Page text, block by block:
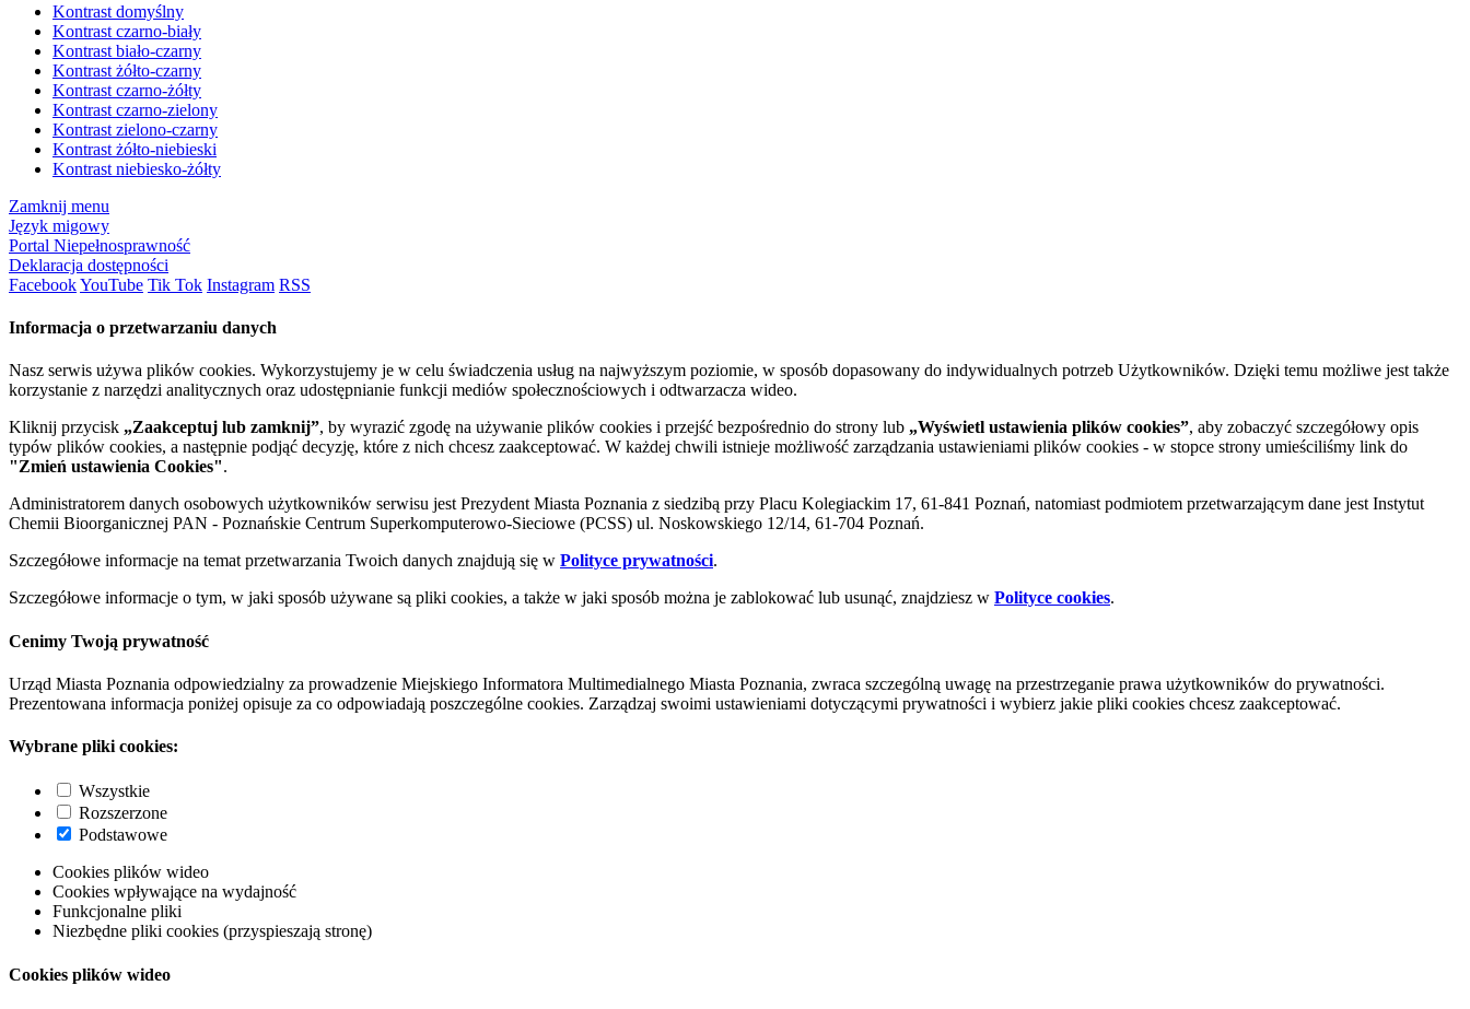
Kontrast domyślny
Kontrast czarno-biały
Kontrast biało-czarny
Kontrast żółto-czarny
Kontrast czarno-żółty
Kontrast czarno-zielony
Kontrast zielono-czarny
Kontrast żółto-niebieski
Kontrast niebiesko-żółty
Zamknij menu
Język migowy
Portal Niepełnosprawność
Deklaracja dostępności
FacebookYouTube Tik Tok Instagram RSS
Informacja o przetwarzaniu danych
Nasz serwis używa plików cookies. Wykorzystujemy je w celu świadczenia usług na najwyższym poziomie, w sposób dopasowany do indywidualnych potrzeb Użytkowników. Dzięki temu możliwe jest także
korzystanie z narzędzi analitycznych oraz udostępnianie funkcji mediów społecznościowych i odtwarzacza wideo.
Kliknij przycisk „Zaakceptuj lub zamknij”, by wyrazić zgodę na używanie plików cookies i przejść bezpośrednio do strony lub „Wyświetl ustawienia plików cookies”, aby zobaczyć szczegółowy opis
typów plików cookies, a następnie podjąć decyzję, które z nich chcesz zaakceptować. W każdej chwili istnieje możliwość zarządzania ustawieniami plików cookies - w stopce strony umieściliśmy link do
"Zmień ustawienia Cookies".
Administratorem danych osobowych użytkowników serwisu jest Prezydent Miasta Poznania z siedzibą przy Placu Kolegiackim 17, 61-841 Poznań, natomiast podmiotem przetwarzającym dane jest Instytut
Chemii Bioorganicznej PAN - Poznańskie Centrum Superkomputerowo-Sieciowe (PCSS) ul. Noskowskiego 12/14, 61-704 Poznań.
Szczegółowe informacje na temat przetwarzania Twoich danych znajdują się w Polityce prywatności.
Szczegółowe informacje o tym, w jaki sposób używane są pliki cookies, a także w jaki sposób można je zablokować lub usunąć, znajdziesz w Polityce cookies.
Cenimy Twoją prywatność
Urząd Miasta Poznania odpowiedzialny za prowadzenie Miejskiego Informatora Multimedialnego Miasta Poznania, zwraca szczególną uwagę na przestrzeganie prawa użytkowników do prywatności.
Prezentowana informacja poniżej opisuje za co odpowiadają poszczególne cookies. Zarządzaj swoimi ustawieniami dotyczącymi prywatności i wybierz jakie pliki cookies chcesz zaakceptować.
Wybrane pliki cookies:
Wszystkie
Rozszerzone
Podstawowe
Cookies plików wideo
Cookies wpływające na wydajność
Funkcjonalne pliki
Niezbędne pliki cookies (przyspieszają stronę)
Cookies plików wideo